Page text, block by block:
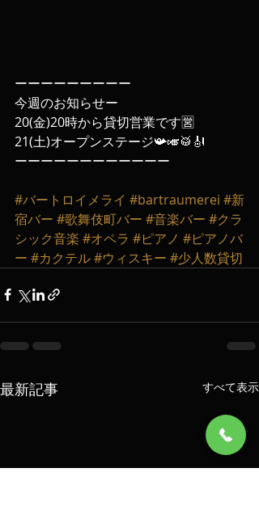
ーーーーーーーーー
今週のお知らせー
20(金)20時から貸切営業です🈺
21(土)オープンステージ📯🎺🥁🎻
ーーーーーーーーーーーー
#バートロイメライ #bartraumerei #新
宿バー #歌舞伎町バー #音楽バー #クラ
シック音楽 #オペラ #ピアノ #ピアノバ
ー #カクテル#ウィスキー #少人数貸切
最新記事 すべて表示